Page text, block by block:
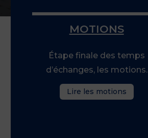
MOTIONS
Étape finale des temps
d’échanges, les motions.
Lire les motions